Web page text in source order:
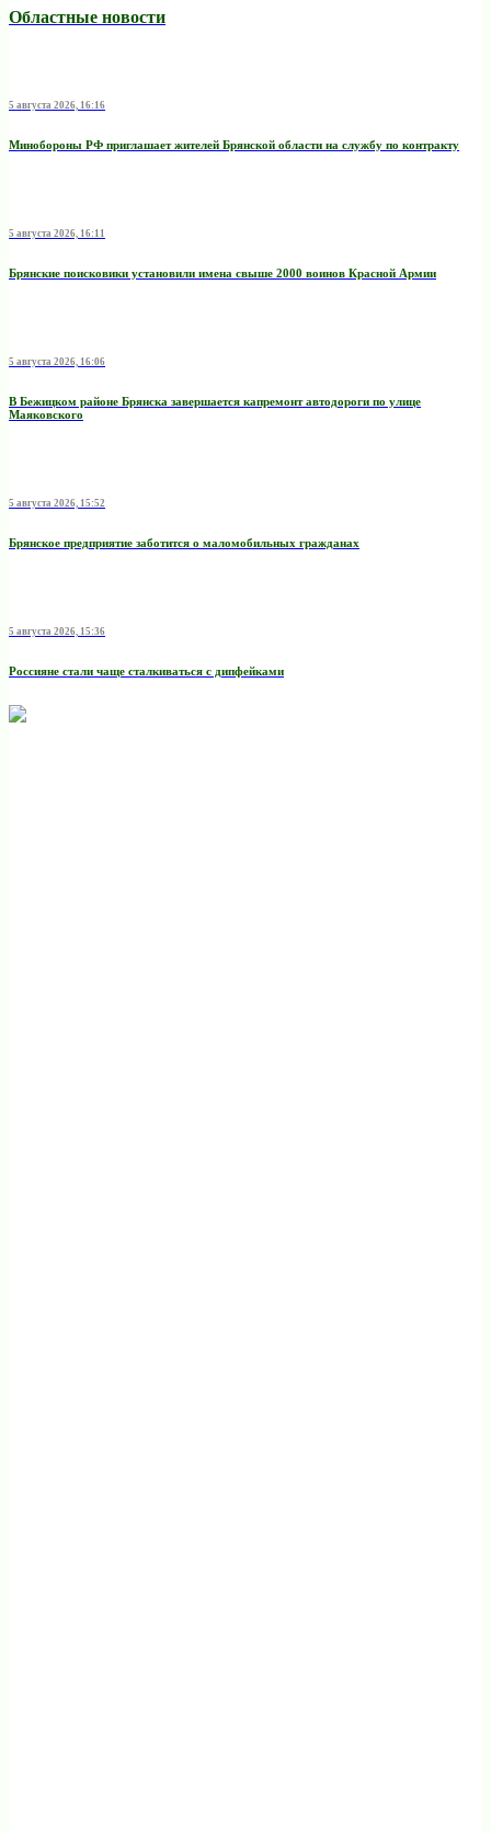
Областные новости
5 августа 2026, 16:16
Минобoроны РФ приглaшaет житeлeй Брянской области на службу по контракту
5 августа 2026, 16:11
Брянские поисковики установили имена свыше 2000 воинов Красной Армии
5 августа 2026, 16:06
В Бежицком районе Брянска завершается капремонт автодороги по улице
Маяковского
5 августа 2026, 15:52
Брянское предприятие заботится о маломобильных гражданах
5 августа 2026, 15:36
Россияне стали чаще сталкиваться с дипфейками